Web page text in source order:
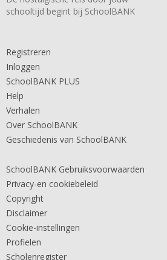
schooltijd begint bij SchoolBANK
Registreren
Inloggen
SchoolBANK PLUS
Help
Verhalen
Over SchoolBANK
Geschiedenis van SchoolBANK
SchoolBANK Gebruiksvoorwaarden
Privacy-en cookiebeleid
Copyright
Disclaimer
Cookie-instellingen
Profielen
Scholenregister